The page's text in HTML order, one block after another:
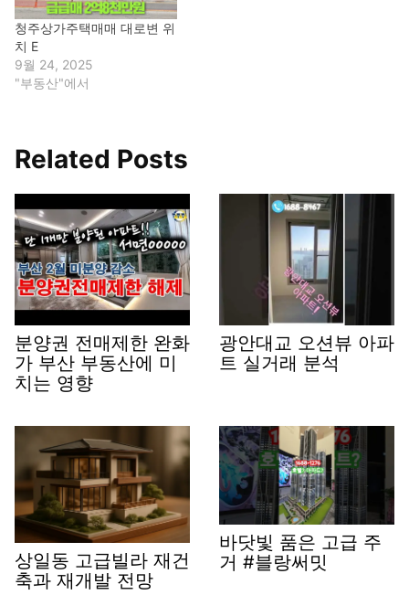
청주상가주택매매 대로변 위
치 E
9월 24, 2025
"부동산"에서
Related Posts
분양권 전매제한 완화
가 부산 부동산에 미
치는 영향
광안대교 오션뷰 아파
트 실거래 분석
상일동 고급빌라 재건
축과 재개발 전망
바닷빛 품은 고급 주
거 #블랑써밋